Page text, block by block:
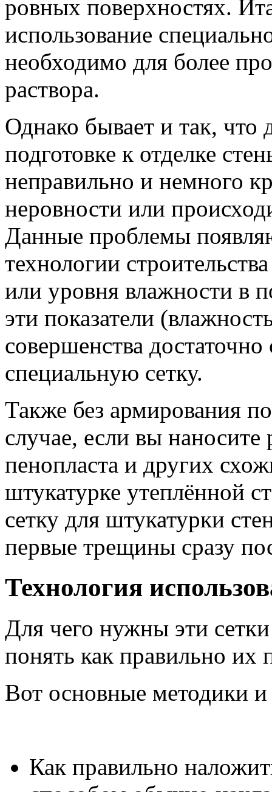
ровных поверхностях.
использование
необходимо для более
раствора.
Однако бывает и так, что
подготовке к отделке
неправильно и немного
неровности или
Данные проблемы
технологии
или уровня влажности в
эти показатели
совершенства
специальную сетку.
Также без армирования
случае, если вы наносите
пенопласта и других
штукатурке утеплённой
сетку для штукатурки
первые трещины сразу
Технология
Для чего нужны эти
понять как правильно их
Вот основные методики
Как правильно